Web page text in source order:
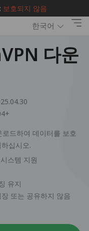
보호되지 않음
한국어
다운
드하여 데이터를 보호
십시오.
스템 지원
유지
또는 공유하지 않음